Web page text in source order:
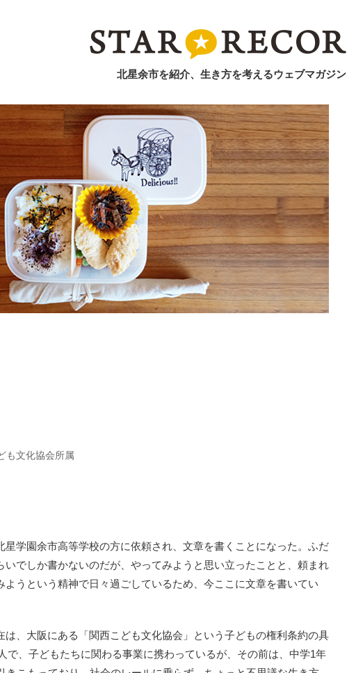
北星余市を紹介、生き方を考えるウェブマガジン
も文化協会所属
星学園余市高等学校の方に依頼され、文章を書くことになった。ふだ
いでしか書かないのだが、やってみようと思い立ったことと、頼まれ
ようという精神で日々過ごしているため、今ここに文章を書いてい
は、大阪にある「関西こども文化協会」という子どもの権利条約の具
で、子どもたちに関わる事業に携わっているが、その前は、中学1年